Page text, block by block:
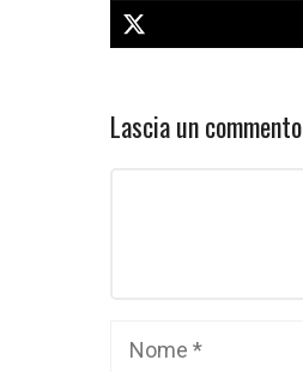
Lascia un commento